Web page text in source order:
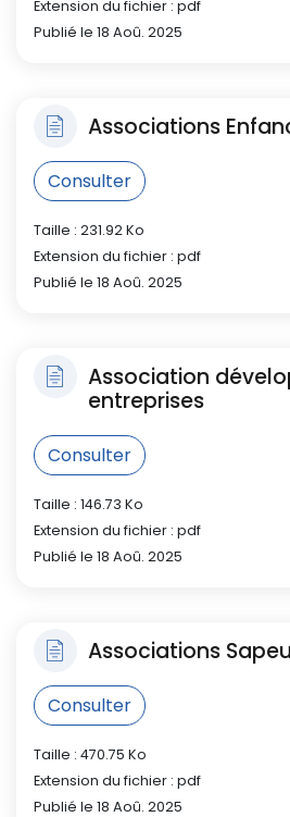
Extension du fichier : pdf
Publié le 18 Aoû. 2025
Associations
Consulter
Taille : 231.92 Ko
Extension du fichier : pdf
Publié le 18 Aoû. 2025
Association
entreprises
Consulter
Taille : 146.73 Ko
Extension du fichier : pdf
Publié le 18 Aoû. 2025
Associations
Consulter
Taille : 470.75 Ko
Extension du fichier : pdf
Publié le 18 Aoû. 2025